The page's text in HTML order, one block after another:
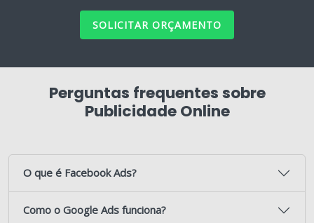
SOLICITAR ORÇAMENTO
Perguntas frequentes sobre
Publicidade Online
O que é Facebook Ads?
Como o Google Ads funciona?